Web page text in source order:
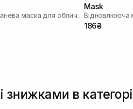
Заспокійлива тканева маска для обличчя
Mask
Відновлююча
186₴
знижками в